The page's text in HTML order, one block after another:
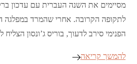
מסיימים את השנה העברית עם עדכון
לתקופה הקרובה. אחרי שהמרד במפלגה
הפנימי סירב לדעוך, בוריס ג’ונסון
להמשך קריאה